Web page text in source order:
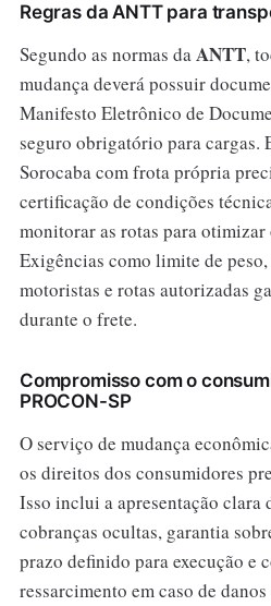
Regras da ANTT para
Segundo as normas daANTT,
mudança deverá possuir
Manifesto Eletrônico de
seguro obrigatório para cargas.
Sorocaba com frota própria
certificação de condições
monitorar as rotas para otimizar
Exigências como limite de
motoristas e rotas autorizadas
durante o frete.
Compromisso com o
PROCON-SP
O serviço de mudança
os direitos dos consumidores
Isso inclui a apresentação clara
cobranças ocultas, garantia
prazo definido para execução e
ressarcimento em caso de